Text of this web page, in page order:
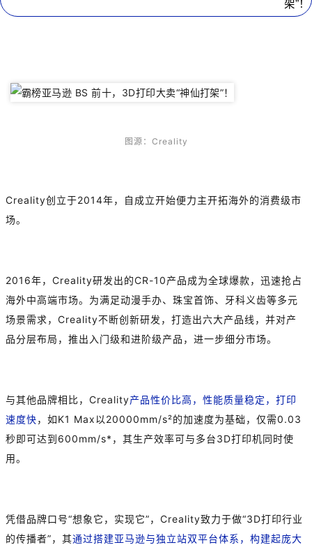
图源：Creality
Creality创立于2014年，自成立开始便力主开拓海外的消费级市
场。
2016年，Creality研发出的CR-10产品成为全球爆款，迅速抢占
海外中高端市场。为满足动漫手办、珠宝首饰、牙科义齿等多元
场景需求，Creality不断创新研发，打造出六大产品线，并对产
品分层布局，推出入门级和进阶级产品，进一步细分市场。
与其他品牌相比，Creality产品性价比高，性能质量稳定，打印
速度快，如K1 Max以20000mm/s²的加速度为基础，仅需0.03
秒即可达到600mm/s*，其生产效率可与多台3D打印机同时使
用。
凭借品牌口号“想象它，实现它”，Creality致力于做“3D打印行业
的传播者”，其通过搭建亚马逊与独立站双平台体系，构建起庞大